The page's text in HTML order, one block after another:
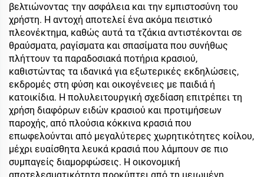
βελτιώνοντας την ασφάλεια και την εμπιστοσύνη του
χρήστη. Η αντοχή αποτελεί ένα ακόμα πειστικό
πλεονέκτημα, καθώς αυτά τα τζάκια αντιστέκονται σε
θραύσματα, ραγίσματα και σπασίματα που συνήθως
πλήττουν τα παραδοσιακά ποτήρια κρασιού,
καθιστώντας τα ιδανικά για εξωτερικές εκδηλώσεις,
εκδρομές στη φύση και οικογένειες με παιδιά ή
κατοικίδια. Η πολυλειτουργική σχεδίαση επιτρέπει τη
χρήση διαφόρων ειδών κρασιού και προτιμήσεων
παροχής, από πλούσια κόκκινα κρασιά που
επωφελούνται από μεγαλύτερες χωρητικότητες κοίλου,
μέχρι ευαίσθητα λευκά κρασιά που λάμπουν σε πιο
συμπαγείς διαμορφώσεις. Η οικονομική